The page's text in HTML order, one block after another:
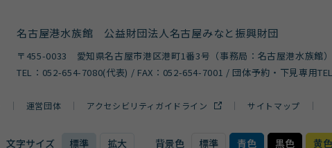
名古屋港水族館 公益財団法人名古屋みなと振興財団
〒455-0033 愛知県名古屋市港区港町1番3号 （事務局：名古屋港水族館
TEL： 052-654-7080(代表) / FAX：052-654-7001 / 団体予約・下見専用
運営団体 アクセシビリティガイドライン サイトマップ
文字サイズ 標準 拡大 背景色 標準 青色 黒色 黄色